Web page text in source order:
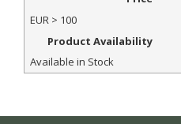
EUR> 100
Product Availability
Available in Stock